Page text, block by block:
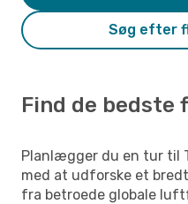
Søg efter
Find de bedste
Planlægger du en tur til
med at udforske et
fra betroede globale